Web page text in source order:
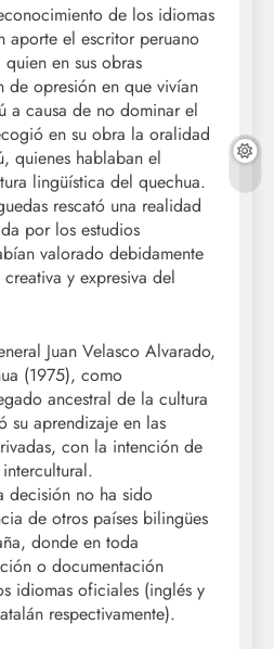
de los idiomas
aporte el escritor peruano
en sus obras
de opresión en que vivían
a causa de no dominar el
en su obra la oralidad
quienes hablaban el
lingüística del quechua.
rescató una realidad
por los estudios
valorado debidamente
y expresiva del
Juan Velasco Alvarado,
(1975), como
ancestral de la cultura
su aprendizaje en las
con la intención de
decisión no ha sido
de otros países bilingües
donde en toda
o documentación
idiomas oficiales (inglés y
respectivamente).